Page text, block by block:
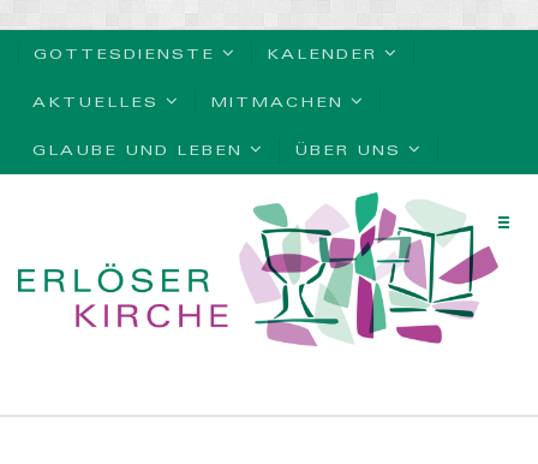
GOTTESDIENSTE KALENDER
AKTUELLES MITMACHEN
GLAUBE UND LEBEN ÜBER UNS